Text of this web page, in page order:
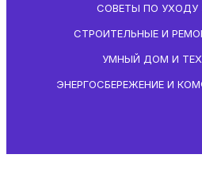
СОВЕТЫ ПО
СТРОИТЕЛЬНЫЕ И
УМНЫЙ ДОМ И
ЭНЕРГОСБЕРЕЖЕНИЕ И